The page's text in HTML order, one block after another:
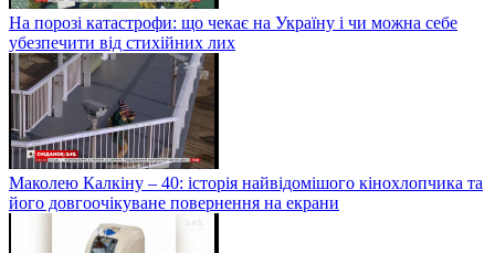
На порозі катастрофи: що чекає на Україну і чи можна себе
убезпечити від стихійних лих
Маколею Калкіну – 40: історія найвідомішого кінохлопчика та
його довгоочікуване повернення на екрани